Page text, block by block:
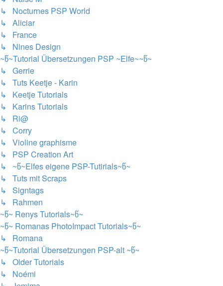
↳ Nocturnes PSP World
↳ Aliciar
↳ France
↳ Nines Design
~წ~Tutorial Übersetzungen PSP ~Elfe~~წ~
↳ Gerrie
↳ Tuts Keetje - Karin
↳ Keetje Tutorials
↳ Karins Tutorials
↳ Ri@
↳ Corry
↳ Violine graphisme
↳ PSP Creation Art
↳ ~წ~Elfes eigene PSP-Tutirials~წ~
↳ Tuts mit Scraps
↳ Signtags
↳ Rahmen
~წ~ Renys Tutorials~წ~
~წ~ Romanas PhotoImpact Tutorials~წ~
↳ Romana
~წ~Tutorial Übersetzungen PSP-alt ~წ~
↳ Older Tutorials
↳ Noémi